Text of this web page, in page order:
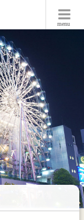
menu